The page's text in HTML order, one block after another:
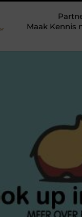
Maak Kennis